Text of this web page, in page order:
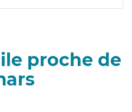
proche de